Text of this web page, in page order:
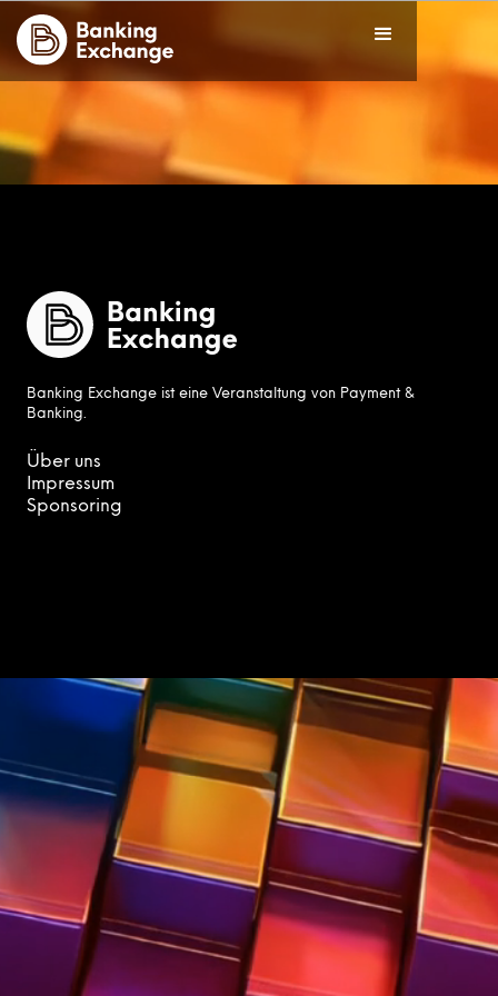
Banking Exchange ist eine Veranstaltung von Payment &
Banking.
Über uns
Impressum
Sponsoring